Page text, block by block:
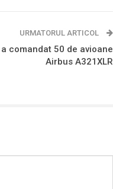
URMATORUL ARTICOL
comandat 50 de avioane
Airbus A321XLR